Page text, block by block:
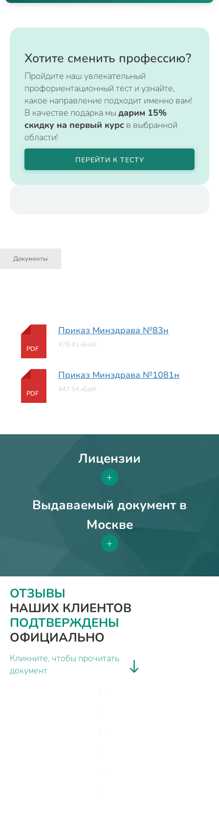
Хотите сменить профессию?
Пройдите наш увлекательный
профориентационный тест и узнайте,
какое направление подходит именно вам!
В качестве подарка мы дарим 15%
скидку на первый курс в выбранной
области!
ПЕРЕЙТИ К ТЕСТУ
Документы
PDF
Приказ Минздрава №83н
478.41 кБайт
PDF
Приказ Минздрава №1081н
447.54 кБайт
Лицензии
+
Выдаваемый документ в
Москве
+
ОТЗЫВЫ
НАШИХ КЛИЕНТОВ
ПОДТВЕРЖДЕНЫ
ОФИЦИАЛЬНО
Кликните, чтобы прочитать
документ